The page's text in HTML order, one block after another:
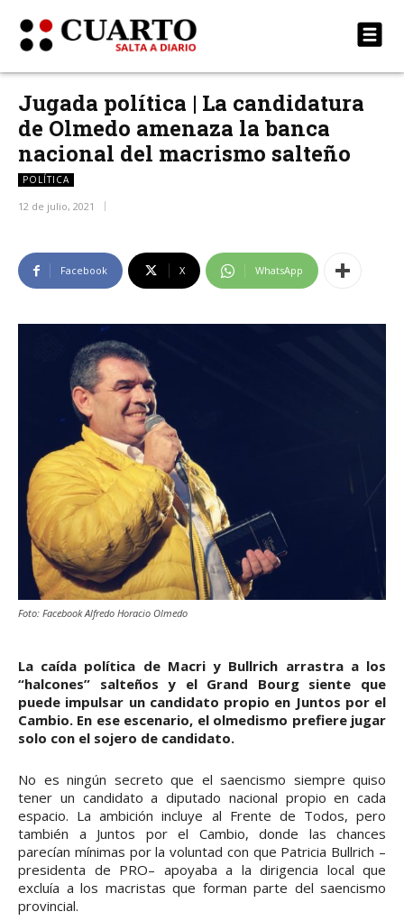
Jugada política | La candidatura
de Olmedo amenaza la banca
nacional del macrismo salteño
POLÍTICA
12 de julio, 2021
Facebook X WhatsApp
Foto: Facebook Alfredo Horacio Olmedo
La caída política de Macri y Bullrich arrastra a los
“halcones” salteños y el Grand Bourg siente que
puede impulsar un candidato propio en Juntos por el
Cambio. En ese escenario, el olmedismo prefiere jugar
solo con el sojero de candidato.
No es ningún secreto que el saencismo siempre quiso
tener un candidato a diputado nacional propio en cada
espacio. La ambición incluye al Frente de Todos, pero
también a Juntos por el Cambio, donde las chances
parecían mínimas por la voluntad con que Patricia Bullrich –
presidenta de PRO– apoyaba a la dirigencia local que
excluía a los macristas que forman parte del saencismo
provincial.